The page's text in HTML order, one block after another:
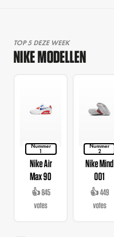
TOP 5 DEZE WEEK
NIKE MODELLEN
Nummer
1
Nike Air
Max 90
👍 845
votes
Nummer
2
Nike Mind
001
👍 449
votes